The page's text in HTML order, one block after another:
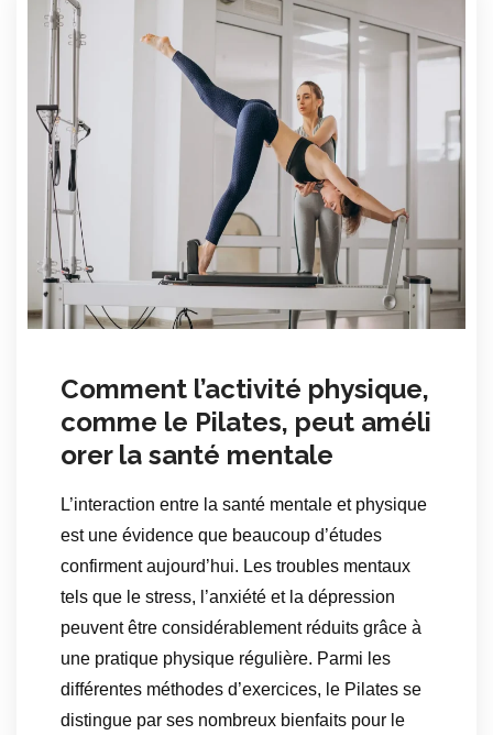
Comment l’activité physique,
comme le Pilates, peut améli
orer la santé mentale
L’interaction entre la santé mentale et physique
est une évidence que beaucoup d’études
confirment aujourd’hui. Les troubles mentaux
tels que le stress, l’anxiété et la dépression
peuvent être considérablement réduits grâce à
une pratique physique régulière. Parmi les
différentes méthodes d’exercices, le Pilates se
distingue par ses nombreux bienfaits pour le